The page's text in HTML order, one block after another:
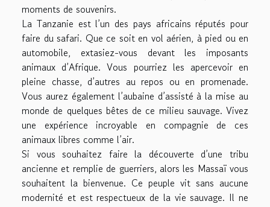
moments de souvenirs.
La Tanzanie est l’un des pays africains réputés pour
faire du safari. Que ce soit en vol aérien, à pied ou en
automobile, extasiez-vous devant les imposants
animaux d’Afrique. Vous pourriez les apercevoir en
pleine chasse, d’autres au repos ou en promenade.
Vous aurez également l’aubaine d’assisté à la mise au
monde de quelques bêtes de ce milieu sauvage. Vivez
une expérience incroyable en compagnie de ces
animaux libres comme l’air.
Si vous souhaitez faire la découverte d’une tribu
ancienne et remplie de guerriers, alors les Massaï vous
souhaitent la bienvenue. Ce peuple vit sans aucune
modernité et est respectueux de la vie sauvage. Il ne